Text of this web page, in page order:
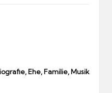
Ehe, Familie, Musik